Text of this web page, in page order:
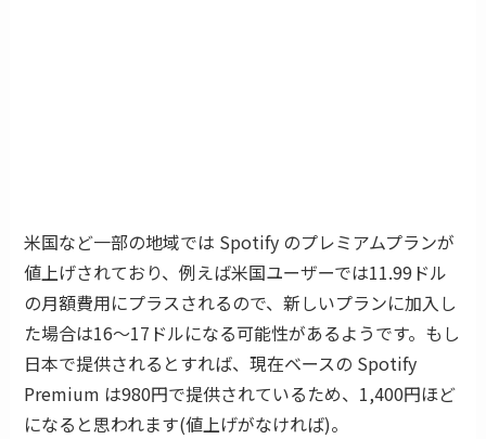
米国など一部の地域では Spotify のプレミアムプランが
値上げされており、例えば米国ユーザーでは11.99ドル
の月額費用にプラスされるので、新しいプランに加入し
た場合は16〜17ドルになる可能性があるようです。もし
日本で提供されるとすれば、現在ベースの Spotify
Premium は980円で提供されているため、1,400円ほど
になると思われます(値上げがなければ)。